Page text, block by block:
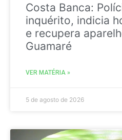
Costa Banca:
inquérito, indicia
e recupera
Guamaré
VER MATÉRIA »
5 de agosto de 2026